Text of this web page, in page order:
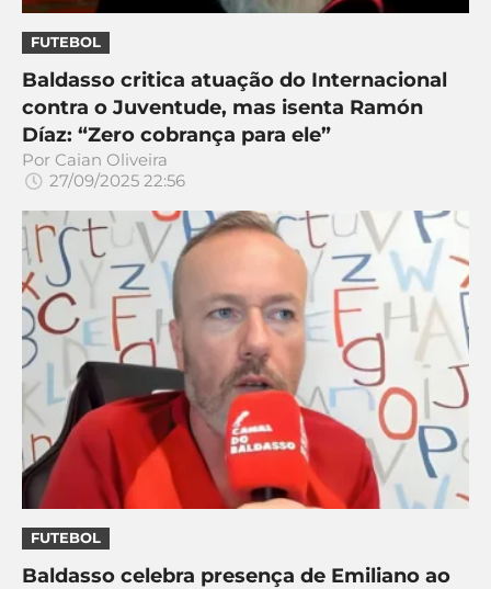
ONLINE
2026
GRÊMIO
ATLÉTICO
MG
CRUZEIRO
LALIGA
FUTEBOL
Baldasso critica atuação do Internacional
contra o Juventude, mas isenta Ramón
Díaz: “Zero cobrança para ele”
Por Caian Oliveira
27/09/2025 22:56
FUTEBOL
Baldasso celebra presença de Emiliano ao